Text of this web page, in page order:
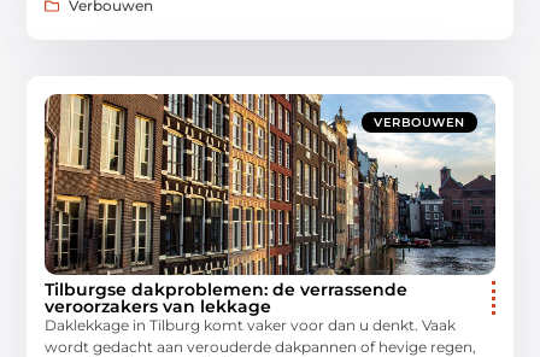
Verbouwen
VERBOUWEN
Tilburgse dakproblemen: de verrassende
veroorzakers van lekkage
Daklekkage in Tilburg komt vaker voor dan u denkt. Vaak
wordt gedacht aan verouderde dakpannen of hevige regen,